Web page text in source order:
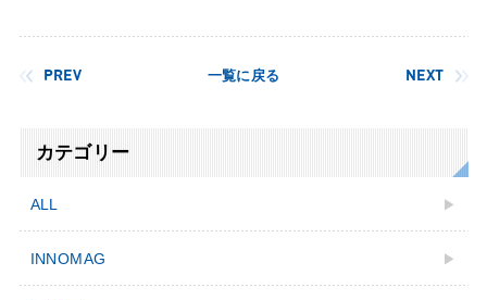
PREV 一覧に戻る NEXT
カテゴリー
ALL
INNOMAG